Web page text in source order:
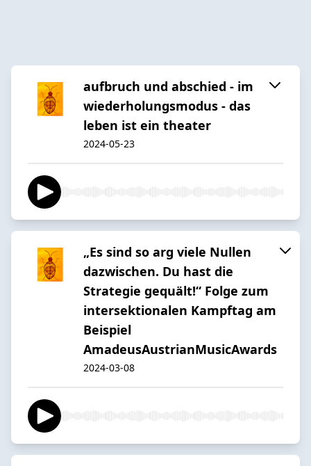
aufbruch und abschied - im
wiederholungsmodus - das
leben ist ein theater
2024-05-23
„Es sind so arg viele Nullen
dazwischen. Du hast die
Strategie gequält!“ Folge zum
intersektionalen Kampftag am
Beispiel
AmadeusAustrianMusicAwards
2024-03-08